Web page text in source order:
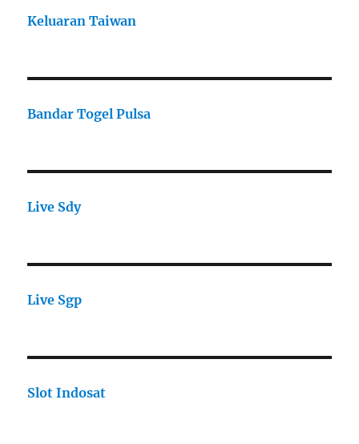
Keluaran Taiwan
Bandar Togel Pulsa
Live Sdy
Live Sgp
Slot Indosat